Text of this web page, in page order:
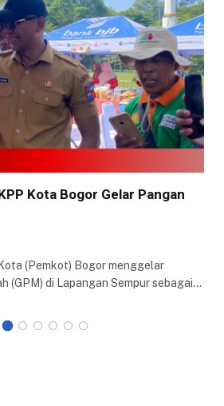
Kota Bogor Gelar Pangan
(Pemkot) Bogor menggelar
(GPM) di Lapangan Sempur sebagai…